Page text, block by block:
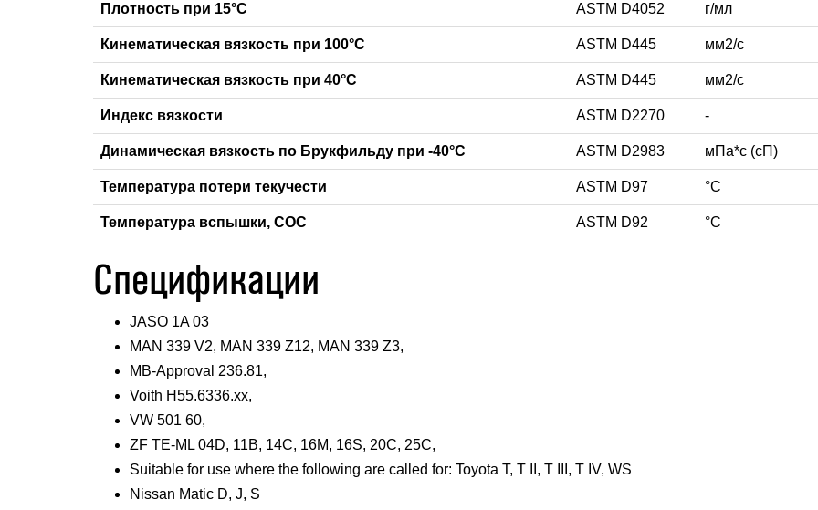
Плотность при 15°С ASTM D4052 г/мл
Кинематическая вязкость при 100°С ASTM D445 мм2/с
Кинематическая вязкость при 40°С ASTM D445 мм2/с
Индекс вязкости ASTM D2270 -
Динамическая вязкость по Брукфильду при -40°C ASTM D2983 мПа*с (сП)
Температура потери текучести ASTM D97 °С
Температура вспышки, СОС ASTM D92 °С
Спецификации
JASO 1A 03
MAN 339 V2, MAN 339 Z12, MAN 339 Z3,
MB-Approval 236.81,
Voith H55.6336.xx,
VW 501 60,
ZF TE-ML 04D, 11B, 14C, 16M, 16S, 20C, 25C,
Suitable for use where the following are called for: Toyota T, T II, T III, T IV, WS
Nissan Matic D, J, S